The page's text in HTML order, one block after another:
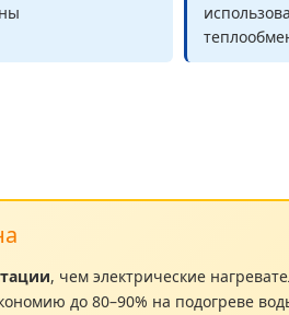
, чем электрические
до 80–90% на подогреве